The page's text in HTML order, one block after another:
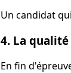
Un candidat
4. La
En fin